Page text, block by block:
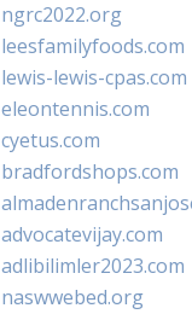
ngrc2022.org
leesfamilyfoods.com
lewis-lewis-cpas.com
eleontennis.com
cyetus.com
bradfordshops.com
advocatevijay.com
adlibilimler2023.com
naswwebed.org